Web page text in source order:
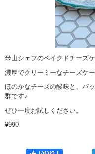
米山シェフのベイクドチーズ
濃厚でクリーミーなチーズケー
ほのかなチーズの酸味と、パ
群です♪
ぜひ一度お試しください。
¥990